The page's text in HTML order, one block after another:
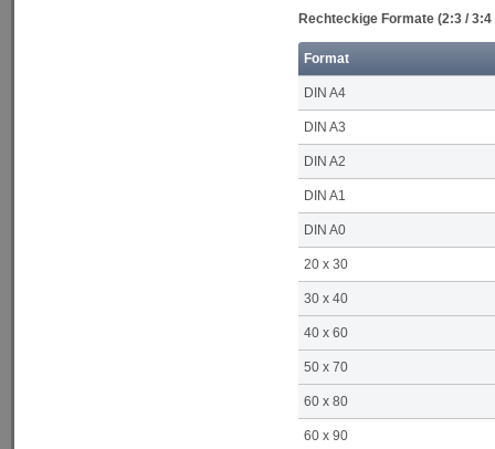
Rechteckige Formate (2:3 / 3:4
Format
DIN A4
DIN A3
DIN A2
DIN A1
DIN A0
20 x 30
30 x 40
40 x 60
50 x 70
60 x 80
60 x 90